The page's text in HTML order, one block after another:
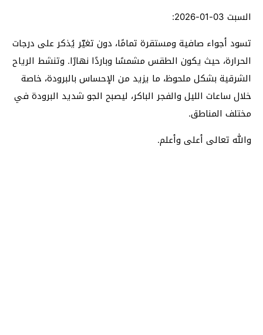
السبت 03-01-2026:
تسود أجواء صافية ومستقرة تمامًا، دون تغيّر يُذكر على درجات
الحرارة، حيث يكون الطقس مشمسًا وباردًا نهارًا. وتنشط الرياح
الشرقية بشكل ملحوظ، ما يزيد من الإحساس بالبرودة، خاصة
خلال ساعات الليل والفجر الباكر، ليصبح الجو شديد البرودة في
مختلف المناطق.
والله تعالى أعلى وأعلم.